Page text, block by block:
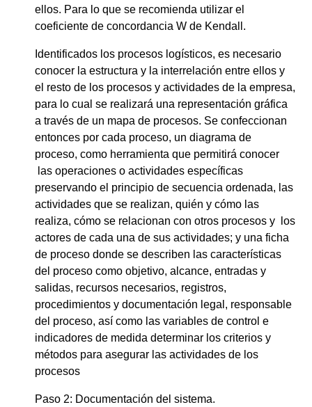
ellos. Para lo que se recomienda utilizar el
coeficiente de concordancia W de Kendall.
Identificados los procesos logísticos, es necesario
conocer la estructura y la interrelación entre ellos y
el resto de los procesos y actividades de la empresa,
para lo cual se realizará una representación gráfica
a través de un mapa de procesos. Se confeccionan
entonces por cada proceso, un diagrama de
proceso, como herramienta que permitirá conocer
las operaciones o actividades específicas
preservando el principio de secuencia ordenada, las
actividades que se realizan, quién y cómo las
realiza, cómo se relacionan con otros procesos y los
actores de cada una de sus actividades; y una ficha
de proceso donde se describen las características
del proceso como objetivo, alcance, entradas y
salidas, recursos necesarios, registros,
procedimientos y documentación legal, responsable
del proceso, así como las variables de control e
indicadores de medida determinar los criterios y
métodos para asegurar las actividades de los
procesos
Paso 2: Documentación del sistema.